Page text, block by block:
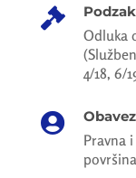

Odluka
4/18, 6/

Pravna
površina